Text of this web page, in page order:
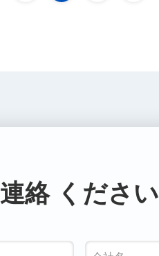
連絡 ください